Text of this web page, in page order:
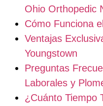
Ohio Orthopedic
Cómo Funciona
Ventajas
Youngstown
Preguntas
Laborales y
¿Cuánto Tiempo